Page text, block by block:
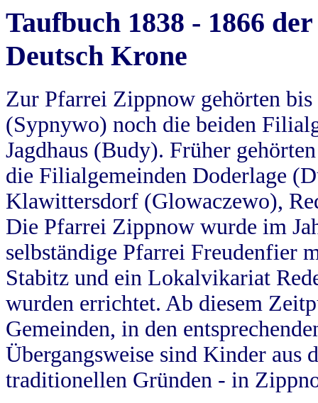
Taufbuch 1838 - 1866
Deutsch Krone
Zur Pfarrei Zippnow gehörten
(Sypnywo) noch die beiden
Jagdhaus (Budy). Früher
die Filialgemeinden Doderlage
Klawittersdorf (Glowaczewo),
Die Pfarrei Zippnow wurde im
selbständige Pfarrei Freudenfier
Stabitz und ein Lokalvikariat
wurden errichtet. Ab diesem
Gemeinden, in den
Übergangsweise sind Kinder aus
traditionellen Gründen - in